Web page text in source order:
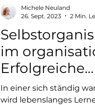
im
Erfolgreiche
In einer sich ständig
wird lebenslanges
Michele Neuland
26. Sept. 2023
2 Min.